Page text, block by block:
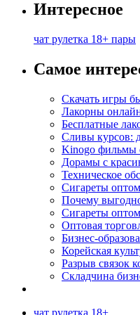
Интересное
чат рулетка 18+ пары
Самое
Скачать игры
Лакорны
Бесплатные
Сливы курсов:
Kinogo фильмы
Дорамы с
Техническое
Сигареты
Почему
Сигареты
Оптовая
Бизнес-
Корейская
Разрыв связок
Складчина
чат рулетка 18+